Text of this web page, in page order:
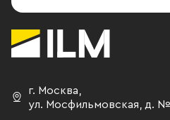
г. Москва
ул. Мосфильмовская,
д.